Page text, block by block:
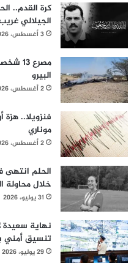
كرة القدم..
الجيلالي
3 أغسطس، 2026
مصرع
البيرو
2 أغسطس، 2026
موناري
2 أغسطس، 2026
الحلم انتهى
خلال محاولة
31 يوليو، 2026
نهاية سعيدة
تنسيق أمني
29 يوليو، 2026